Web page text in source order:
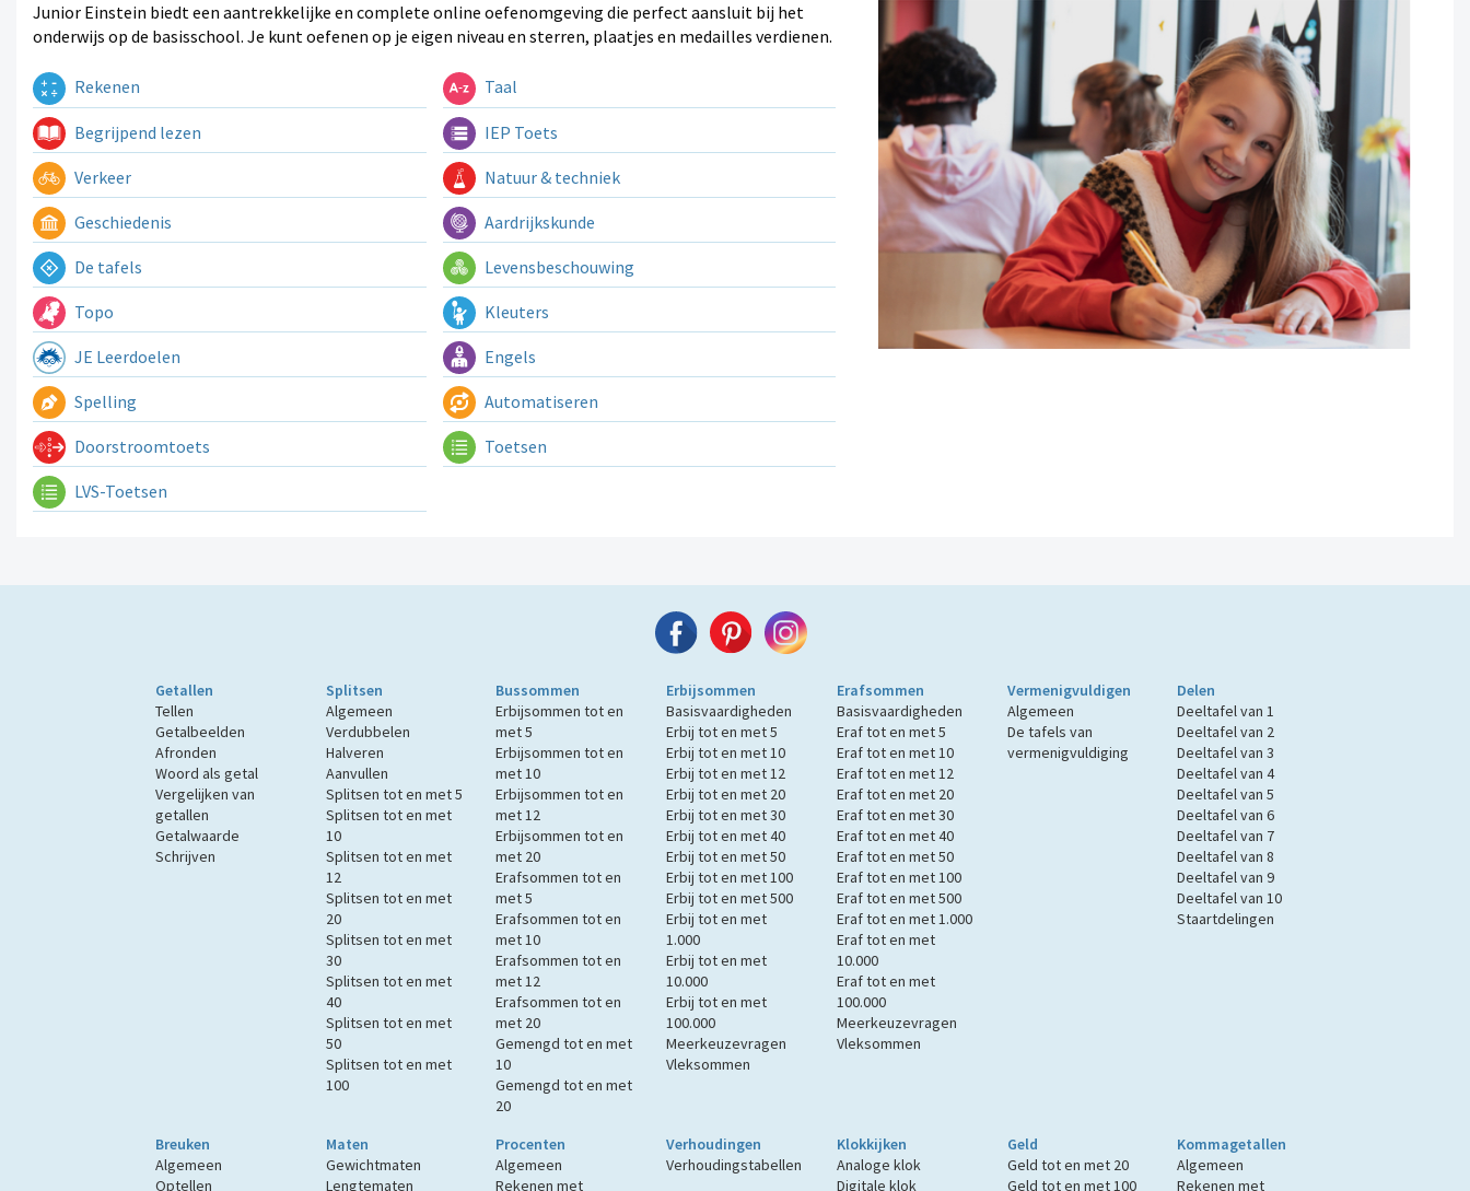
Junior Einstein biedt een aantrekkelijke en complete online oefenomgeving die perfect aansluit bij het
onderwijs op de basisschool. Je kunt oefenen op je eigen niveau en sterren, plaatjes en medailles verdienen.
Rekenen Taal
Begrijpend lezen IEP Toets
Verkeer Natuur & techniek
Geschiedenis Aardrijkskunde
De tafels Levensbeschouwing
Topo Kleuters
JE Leerdoelen Engels
Spelling Automatiseren
Doorstroomtoets Toetsen
LVS-Toetsen
Getallen
Tellen
Getalbeelden
Afronden
Woord als getal
Vergelijken van
getallen
Getalwaarde
Schrijven
Splitsen
Algemeen
Verdubbelen
Halveren
Aanvullen
Splitsen tot en met 5
Splitsen tot en met
10
Splitsen tot en met
12
Splitsen tot en met
20
Splitsen tot en met
30
Splitsen tot en met
40
Splitsen tot en met
50
Splitsen tot en met
100
Bussommen
Erbijsommen tot en
met 5
Erbijsommen tot en
met 10
Erbijsommen tot en
met 12
Erbijsommen tot en
met 20
Erafsommen tot en
met 5
Erafsommen tot en
met 10
Erafsommen tot en
met 12
Erafsommen tot en
met 20
Gemengd tot en met
10
Gemengd tot en met
20
Erbijsommen
Basisvaardigheden
Erbij tot en met 5
Erbij tot en met 10
Erbij tot en met 12
Erbij tot en met 20
Erbij tot en met 30
Erbij tot en met 40
Erbij tot en met 50
Erbij tot en met 100
Erbij tot en met 500
Erbij tot en met
1.000
Erbij tot en met
10.000
Erbij tot en met
100.000
Meerkeuzevragen
Vleksommen
Erafsommen
Basisvaardigheden
Eraf tot en met 5
Eraf tot en met 10
Eraf tot en met 12
Eraf tot en met 20
Eraf tot en met 30
Eraf tot en met 40
Eraf tot en met 50
Eraf tot en met 100
Eraf tot en met 500
Eraf tot en met 1.000
Eraf tot en met
10.000
Eraf tot en met
100.000
Meerkeuzevragen
Vleksommen
Vermenigvuldigen
Algemeen
De tafels van
vermenigvuldiging
Delen
Deeltafel van 1
Deeltafel van 2
Deeltafel van 3
Deeltafel van 4
Deeltafel van 5
Deeltafel van 6
Deeltafel van 7
Deeltafel van 8
Deeltafel van 9
Deeltafel van 10
Staartdelingen
Breuken
Algemeen
Optellen
Maten
Gewichtmaten
Lengtematen
Procenten
Algemeen
Rekenen met
Verhoudingen
Verhoudingstabellen
Klokkijken
Analoge klok
Digitale klok
Geld
Geld tot en met 20
Geld tot en met 100
Kommagetallen
Algemeen
Rekenen met